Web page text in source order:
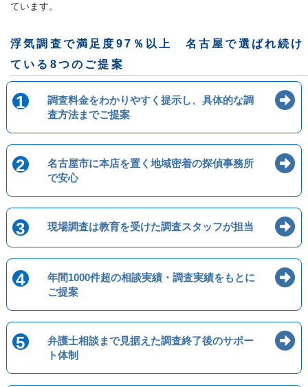
ています。
浮気調査で満足度97％以上 名古屋で選ばれ続け
ている8つのご提案
1
調査料金をわかりやすく提示し、具体的な調
査方法までご提案
2
名古屋市に本店を置く地域密着の探偵事務所
で安心
3 現場調査は教育を受けた調査スタッフが担当
4
年間1000件超の相談実績・調査実績をもとに
ご提案
5
弁護士相談まで見据えた調査終了後のサポー
ト体制